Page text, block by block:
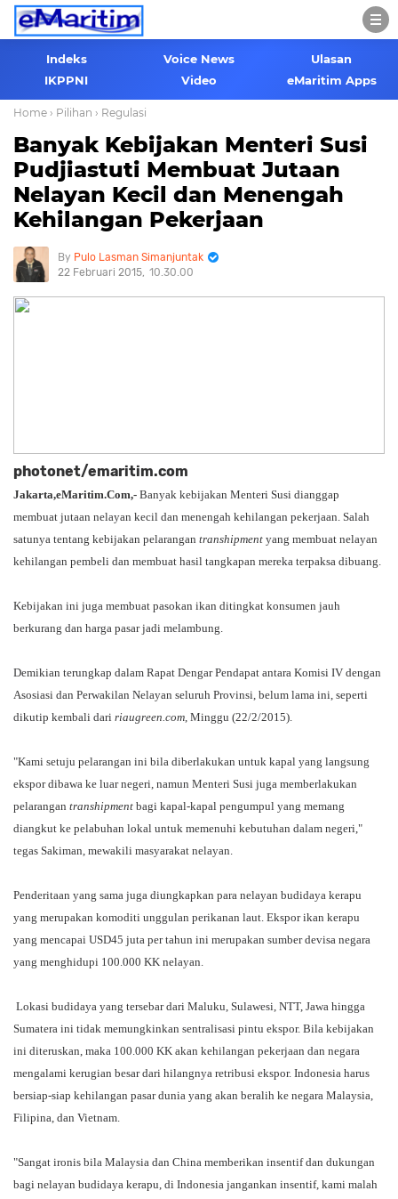
Indeks Voice News
Ulasan
IKPPNI
Video eMaritim Apps
Home › Pilihan › Regulasi
Banyak Kebijakan Menteri Susi
Pudjiastuti Membuat Jutaan
Nelayan Kecil dan Menengah
Kehilangan Pekerjaan
Pulo Lasman Simanjuntak
22 Februari 2015 10.30.00
photonet/emaritim.com
Jakarta,eMaritim.Com,- Banyak kebijakan Menteri Susi dianggap
membuat jutaan nelayan kecil dan menengah kehilangan pekerjaan. Salah
satunya tentang kebijakan pelarangan transhipment yang membuat nelayan
kehilangan pembeli dan membuat hasil tangkapan mereka terpaksa dibuang.
Kebijakan ini juga membuat pasokan ikan ditingkat konsumen jauh
berkurang dan harga pasar jadi melambung.
Demikian terungkap dalam Rapat Dengar Pendapat antara Komisi IV dengan
Asosiasi dan Perwakilan Nelayan seluruh Provinsi, belum lama ini, seperti
dikutip kembali dari riaugreen.com, Minggu (22/2/2015).
"Kami setuju pelarangan ini bila diberlakukan untuk kapal yang langsung
ekspor dibawa ke luar negeri, namun Menteri Susi juga memberlakukan
pelarangan transhipment bagi kapal-kapal pengumpul yang memang
diangkut ke pelabuhan lokal untuk memenuhi kebutuhan dalam negeri,"
tegas Sakiman, mewakili masyarakat nelayan.
Penderitaan yang sama juga diungkapkan para nelayan budidaya kerapu
yang merupakan komoditi unggulan perikanan laut. Ekspor ikan kerapu
yang mencapai USD45 juta per tahun ini merupakan sumber devisa negara
yang menghidupi 100.000 KK nelayan.
Lokasi budidaya yang tersebar dari Maluku, Sulawesi, NTT, Jawa hingga
Sumatera ini tidak memungkinkan sentralisasi pintu ekspor. Bila kebijakan
ini diteruskan, maka 100.000 KK akan kehilangan pekerjaan dan negara
mengalami kerugian besar dari hilangnya retribusi ekspor. Indonesia harus
bersiap-siap kehilangan pasar dunia yang akan beralih ke negara Malaysia,
Filipina, dan Vietnam.
"Sangat ironis bila Malaysia dan China memberikan insentif dan dukungan
bagi nelayan budidaya kerapu, di Indonesia jangankan insentif, kami malah